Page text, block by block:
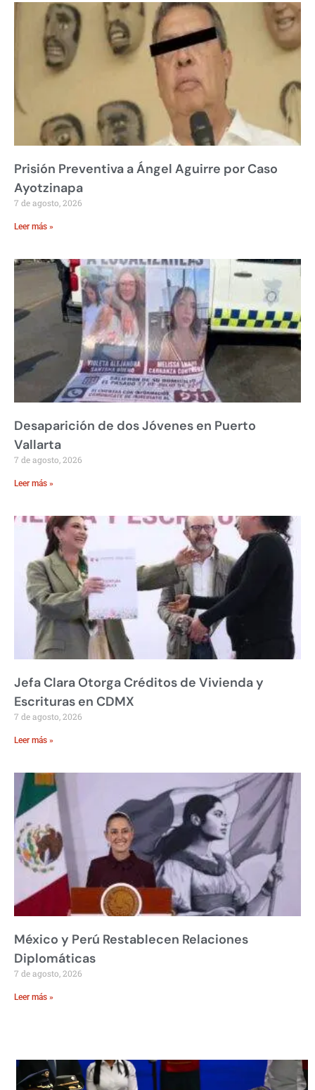
Prisión Preventiva a Ángel Aguirre por Caso
Ayotzinapa
7 de agosto, 2026
Leer más »
Desaparición de dos Jóvenes en Puerto
Vallarta
7 de agosto, 2026
Leer más »
Jefa Clara Otorga Créditos de Vivienda y
Escrituras en CDMX
7 de agosto, 2026
Leer más »
México y Perú Restablecen Relaciones
Diplomáticas
7 de agosto, 2026
Leer más »